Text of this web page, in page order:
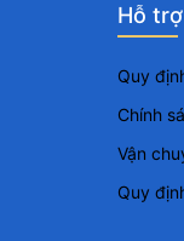
Hỗ
Quy
Chính
Vận
Quy